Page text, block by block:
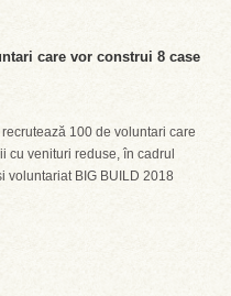
care vor construi 8 case
100 de voluntari care
cu venituri reduse, în cadrul
voluntariat BIG BUILD 2018